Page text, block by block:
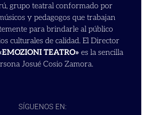
grupo teatral conformado por
y pedagogos que trabajan
para brindarle al público
culturales de calidad. El Director
TEATRO» es la sencilla
Josué Cosio Zamora.
SÍGUENOS EN: